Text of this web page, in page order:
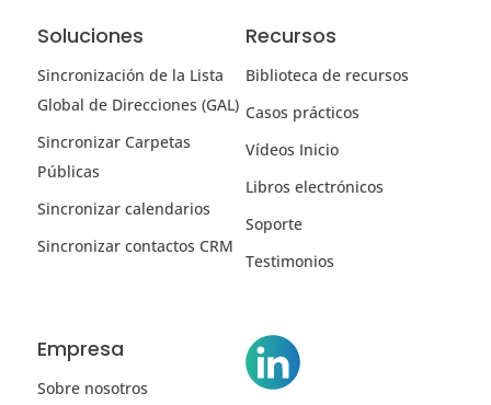
Soluciones
Sincronización de la Lista
Global de Direcciones (GAL)
Sincronizar Carpetas
Públicas
Sincronizar calendarios
Sincronizar contactos CRM
Recursos
Biblioteca de recursos
Casos prácticos
Vídeos Inicio
Libros electrónicos
Soporte
Testimonios
Empresa
Sobre nosotros